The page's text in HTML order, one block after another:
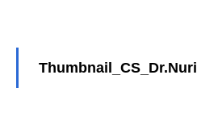
Thumbnail_CS_Dr.Nuri